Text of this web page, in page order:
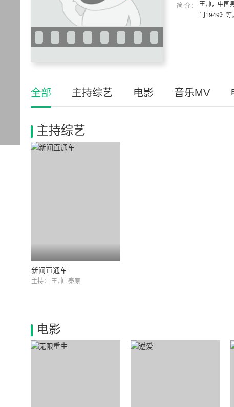
简 介：
王帅，中国
门1949》等。
全部 主持综艺 电影 音乐MV
主持综艺
新闻直通车
主持： 王帅 秦原
电影